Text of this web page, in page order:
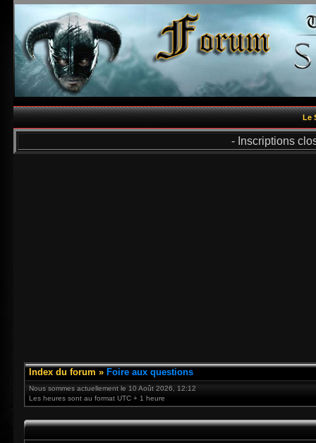
Le
- Inscriptions
Index du forum » Foire aux questions
Nous sommes actuellement le 10 Août 2026, 12:12
Les heures sont au format UTC + 1 heure